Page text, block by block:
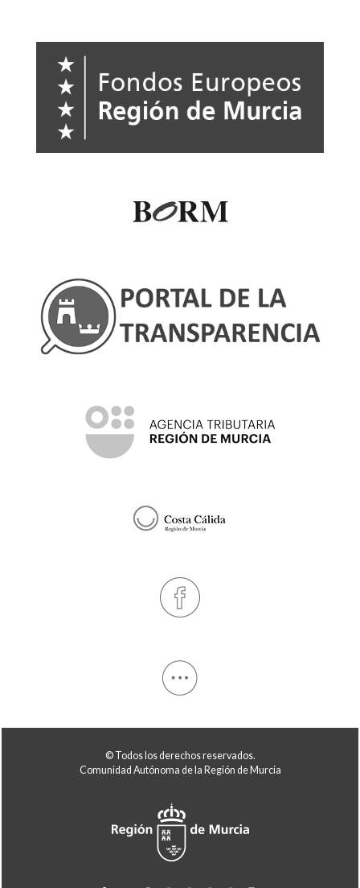
© Todos los derechos reservados.
Comunidad Autónoma de la Región de Murcia